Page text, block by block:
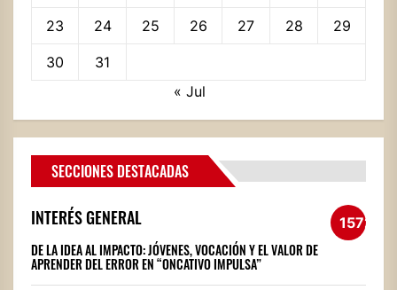
23 24 25 26 27 28 29
30
31
« Jul
SECCIONES DESTACADAS
INTERÉS GENERAL 1572
DE LA IDEA AL IMPACTO: JÓVENES, VOCACIÓN Y EL VALOR DE
APRENDER DEL ERROR EN “ONCATIVO IMPULSA”